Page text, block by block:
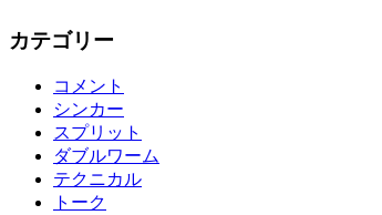
カテゴリー
コメント
シンカー
スプリット
ダブルワーム
テクニカル
トーク